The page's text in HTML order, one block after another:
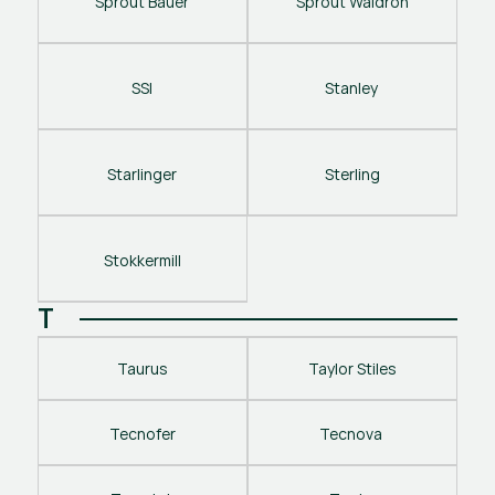
SSI Stanley
Starlinger Sterling
Stokkermill
T
Taurus Taylor Stiles
Tecnofer Tecnova